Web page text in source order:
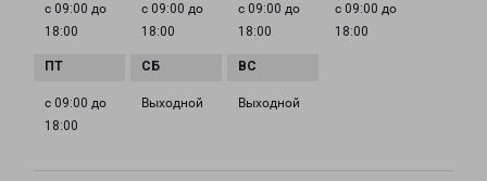
с 09:00 до
18:00
с 09:00 до
18:00
с 09:00 до
18:00
с 09:00 до
18:00
с 09:00 до
18:00
Выходной Выходной